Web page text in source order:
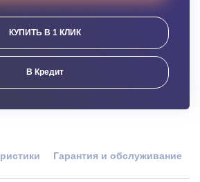
КУПИТЬ В 1 КЛИК
В Кредит
Гарантия и обслуживание